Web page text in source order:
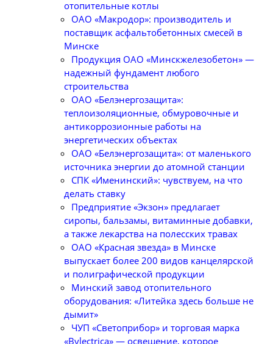
отопительные котлы
ОАО «Макродор»: производитель и
поставщик асфальтобетонных смесей в
Минске
Продукция ОАО «Минскжелезобетон» —
надежный фундамент любого
строительства
ОАО «Белэнергозащита»:
теплоизоляционные, обмуровочные и
антикоррозионные работы на
энергетических объектах
ОАО «Белэнергозащита»: от маленького
источника энергии до атомной станции
СПК «Именинский»: чувствуем, на что
делать ставку
Предприятие «Экзон» предлагает
сиропы, бальзамы, витаминные добавки,
а также лекарства на полесских травах
ОАО «Красная звезда» в Минске
выпускает более 200 видов канцелярской
и полиграфической продукции
Минский завод отопительного
оборудования: «Литейка здесь больше не
дымит»
ЧУП «Светоприбор» и торговая марка
«Bylectrica» — освещение, которое